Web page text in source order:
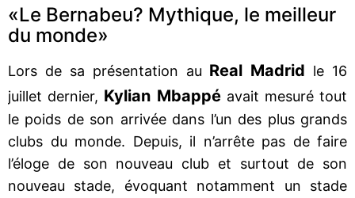
«Le Bernabeu? Mythique, le meilleur
du monde»
Lors de sa présentation au Real Madrid le 16
juillet dernier, Kylian Mbappé avait mesuré tout
le poids de son arrivée dans l’un des plus grands
clubs du monde. Depuis, il n’arrête pas de faire
l’éloge de son nouveau club et surtout de son
nouveau stade, évoquant notamment un stade